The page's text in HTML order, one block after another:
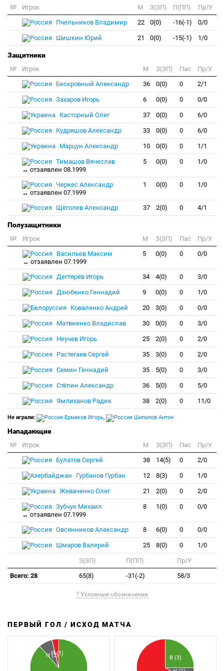
№ Игрок M З(ЗП) П(ПП)
Пр/У
Пчельников Владимир
22 0(0) -16(-1) 0/0
Шишкин Юрий 21 0(0) -15(-1) 1/0
Защитники
№ Игрок M З(ЗП) Пас
Пр/У
Бескровный Александр
36 0(0) 0 2/1
Захаров Игорь 6 0(0) 0 0/0
Касторный Олег 37 0(0) 0 6/0
Кудряшов Александр 33 0(0) 0 6/0
Марцун Александр 10 0(0) 0 1/1
Тимашов Вячеслав
↔ отзаявлен 08.1999
5 0(0) 0 1/0
Черкес Александр
↔ отзаявлен 07.1999
1 0(0) 0 1/0
Щёголев Александр 37 2(0) 0 4/1
Полузащитники
№ Игрок M З(ЗП) Пас
Пр/У
Васильев Максим
↔ отзаявлен 07.1999
5 0(0) 0 0/0
Дегтярёв Игорь 34 4(0) 0 3/0
Дзюбенко Геннадий 9 0(0) 0 1/0
Коваленко Андрей 20 3(0) 0 0/0
Матвиенко Владислав 30 0(0) 0 3/0
Неучев Игорь 25 2(0) 0 2/0
Растегаев Сергей 35 3(0) 0 2/0
Семин Геннадий 35 5(0) 0 3/0
Стёпин Александр 36 5(0) 0 5/0
Ямлиханов Радик 38 2(0) 0 11/0
Не играли: Ермаков Игорь, Шипилов Антон
Нападающие
№ Игрок M З(ЗП) Пас
Пр/У
Булатов Сергей
38 14(5) 0 2/0
Гурбанов Гурбан 12 8(3) 0 1/0
Жеваченко Олег 21 2(0) 0 2/0
Зубчук Михаил
↔ отзаявлен 07.1999
8 1(0) 0 0/0
Овсянников Александр 8 6(0) 0 0/0
Шмаров Валерий 25 8(0) 0 1/0
З(ЗП) П(ПП)
Пр/У
Всего: 28
65(8) -31(-2) 58/3
? Условные обозначения
ПЕРВЫЙ ГОЛ / ИСХОД МАТЧА
Н (2)
П (1)
В (3)